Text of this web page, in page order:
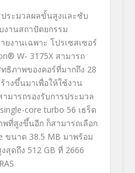
ระมวลผลขั้นสูงและซับ
านสถาปัตยกรรม
งานเฉพาะ โปรเซสเซอร์
W- 3175X สามารถ
ธิภาพของคอร์ที่มากถึง 28
งขึ้นมาเพื่อให้ใช้งาน
มารถรองรับการประมวล
single-core turbo 56 เธร็ด
ที่สูงขึ้นอีก ก็สามารถเลือก
ขนาด 38.5 MB มาพร้อม
สุดถึง 512 GB ที่ 2666